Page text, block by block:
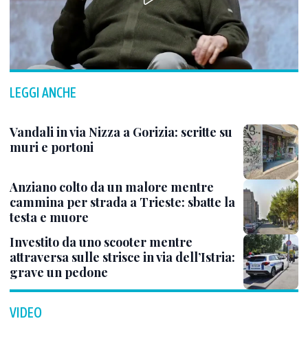
LEGGI ANCHE
Vandali in via Nizza a Gorizia: scritte su
muri e portoni
Anziano colto da un malore mentre
cammina per strada a Trieste: sbatte la
testa e muore
Investito da uno scooter mentre
attraversa sulle strisce in via dell’Istria:
grave un pedone
VIDEO